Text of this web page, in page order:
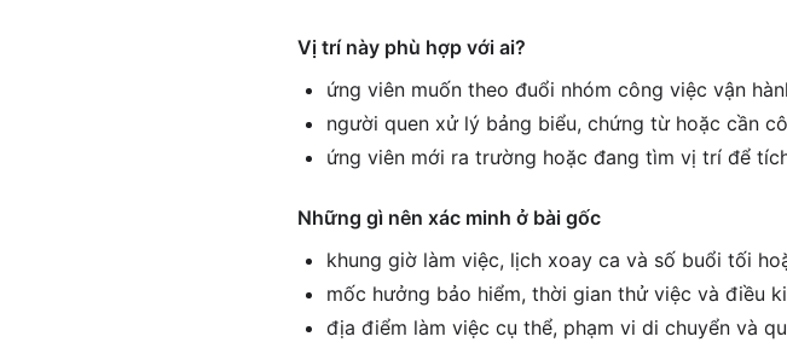
Vị trí này phù hợp với ai?
ứng viên muốn theo đuổi nhóm công việc vận
người quen xử lý bảng biểu, chứng từ hoặc cần
ứng viên mới ra trường hoặc đang tìm vị trí để
Những gì nên xác minh ở bài gốc
khung giờ làm việc, lịch xoay ca và số buổi tối
mốc hưởng bảo hiểm, thời gian thử việc và điều
địa điểm làm việc cụ thể, phạm vi di chuyển và